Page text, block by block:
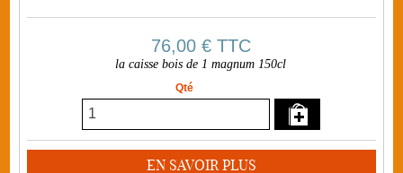
76,00 €TTC
la caisse bois de 1 magnum 150cl
Qté
EN SAVOIR PLUS